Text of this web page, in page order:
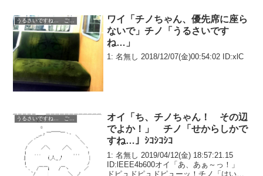
い…痛い…」数...
ワイ「チノちゃん、優先席に座ら
ないで」チノ「うるさいです
ね…」
1: 名無し 2018/12/07(金)00:54:02 ID:xlC
うるさいですね… ごちうさ コピペ改変
オイ「ち、チノちゃん！ その辺
でよか！」 チノ「せからしかで
すね…」ｼｺｼｺｼｺ
1: 名無し 2019/04/12(金) 18:57:21.15
ID:lEEE4b600オイ「あ、あぁ～っ！」
ドピュドピュドピューッ！チノ「はい、